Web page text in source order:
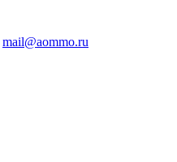
mail@aommo.ru